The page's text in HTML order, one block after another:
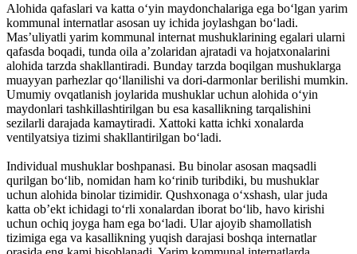
Alohida qafaslari va katta oʻyin maydonchalariga ega boʻlgan yarim
kommunal internatlar asosan uy ichida joylashgan boʻladi.
Mas’uliyatli yarim kommunal internat mushuklarining egalari ularni
qafasda boqadi, tunda oila aʼzolaridan ajratadi va hojatxonalarini
alohida tarzda shakllantiradi. Bunday tarzda boqilgan mushuklarga
muayyan parhezlar qoʻllanilishi va dori-darmonlar berilishi mumkin.
Umumiy ovqatlanish joylarida mushuklar uchun alohida oʻyin
maydonlari tashkillashtirilgan bu esa kasallikning tarqalishini
sezilarli darajada kamaytiradi. Xattoki katta ichki xonalarda
ventilyatsiya tizimi shakllantirilgan boʻladi.
Individual mushuklar boshpanasi. Bu binolar asosan maqsadli
qurilgan boʻlib, nomidan ham koʻrinib turibdiki, bu mushuklar
uchun alohida binolar tizimidir. Qushxonaga oʻxshash, ular juda
katta ob’ekt ichidagi toʻrli xonalardan iborat boʻlib, havo kirishi
uchun ochiq joyga ham ega boʻladi. Ular ajoyib shamollatish
tizimiga ega va kasallikning yuqish darajasi boshqa internatlar